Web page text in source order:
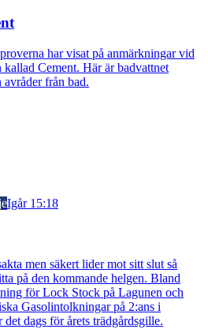
har visat på anmärkningar vid
kallad Cement. Här är badvattnet
från bad.
Igår 15:18
men säkert lider mot sitt slut så
på den kommande helgen. Bland
för Lock Stock på Lagunen och
Gasolintolkningar på 2:ans i
dags för årets trädgårdsgille.